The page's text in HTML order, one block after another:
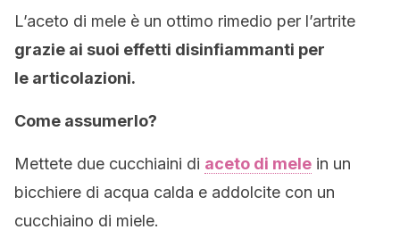
L’aceto di mele è un ottimo rimedio per l’artrite
grazie ai suoi effetti disinfiammanti per
le articolazioni.
Come assumerlo?
Mettete due cucchiaini di aceto di mele in un
bicchiere di acqua calda e addolcite con un
cucchiaino di miele.